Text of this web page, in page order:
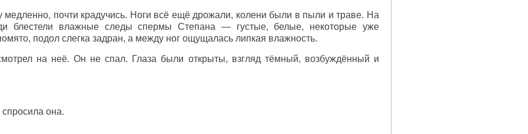
медленно, почти крадучись. Ноги всё ещё дрожали, колени были в пыли и траве. На
блестели влажные следы спермы Степана — густые, белые, некоторые уже
подол слегка задран, а между ног ощущалась липкая влажность.
на неё. Он не спал. Глаза были открыты, взгляд тёмный, возбуждённый и
она.